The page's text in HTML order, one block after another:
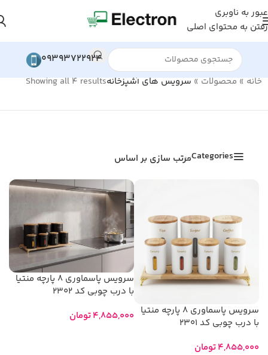
عبور به ناوبری
رفتن به محتوای اصلی
09393722924
خانه»محصولات»سرویس های آشپزخانهShowing all 4 results
Categoriesمرتب سازی بر اساس
سرویس پاسماوری 8 پارچه منتیا
با درب چوبی کد 2301
4,855,000تومان
سرویس پاسماوری 8 پارچه منتیا
با درب چوبی کد 2302
4,855,000تومان